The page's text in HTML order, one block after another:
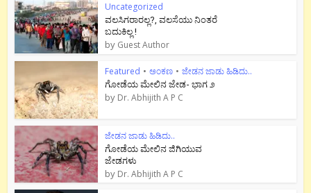
Uncategorized
ವಲಸಿಗರಾರಲ್ಲ?, ವಲಸೆಯು ನಿಂತರೆ
ಬದುಕಿಲ್ಲ !
by Guest Author
Featured • ಅಂಕಣ • ಜೇಡನ ಜಾಡು ಹಿಡಿದು..
ಗೋಡೆಯ ಮೇಲಿನ ಜೇಡ- ಭಾಗ ೨
by Dr. Abhijith A P C
ಜೇಡನ ಜಾಡು ಹಿಡಿದು..
ಗೋಡೆಯ ಮೇಲಿನ ಜಿಗಿಯುವ
ಜೇಡಗಳು
by Dr. Abhijith A P C